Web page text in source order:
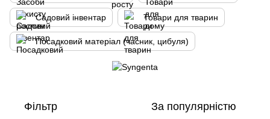
Садовий інвентар Товари для тварин
Посадковий матеріал (часник, цибуля)
Фільтр За популярністю